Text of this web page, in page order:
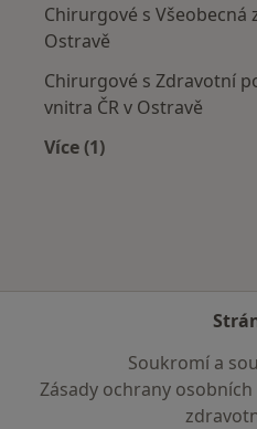
Chirurgové s
Ostravě
Chirurgové s Zdravotní
vnitra ČR v Ostravě
Více (1)
Soukromí a
Zásady ochrany